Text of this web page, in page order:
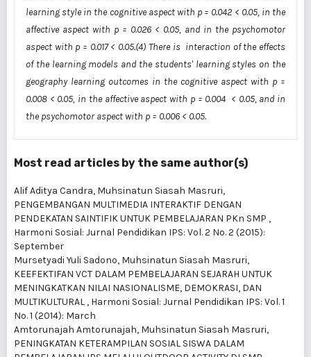
learning style in the cognitive aspect with p = 0.042 < 0.05, in the
affective aspect with p = 0.026 < 0.05, and in the psychomotor
aspect with p = 0.017 < 0.05.(4) There is interaction of the effects
of the learning models and the students' learning styles on the
geography learning outcomes in the cognitive aspect with p =
0.008 < 0.05, in the affective aspect with p = 0.004 < 0.05, and in
the psychomotor aspect with p = 0.006 < 0.05.
Most read articles by the same author(s)
Alif Aditya Candra, Muhsinatun Siasah Masruri,
PENGEMBANGAN MULTIMEDIA INTERAKTIF DENGAN
PENDEKATAN SAINTIFIK UNTUK PEMBELAJARAN PKn SMP ,
Harmoni Sosial: Jurnal Pendidikan IPS: Vol. 2 No. 2 (2015):
September
Mursetyadi Yuli Sadono, Muhsinatun Siasah Masruri,
KEEFEKTIFAN VCT DALAM PEMBELAJARAN SEJARAH UNTUK
MENINGKATKAN NILAI NASIONALISME, DEMOKRASI, DAN
MULTIKULTURAL , Harmoni Sosial: Jurnal Pendidikan IPS: Vol. 1
No. 1 (2014): March
Amtorunajah Amtorunajah, Muhsinatun Siasah Masruri,
PENINGKATAN KETERAMPILAN SOSIAL SISWA DALAM